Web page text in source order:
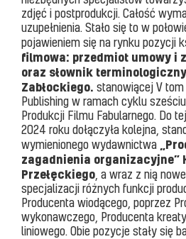
zdjęć i postprodukcji. Całość
uzupełnienia. Stało się to w
pojawieniem się na rynku pozycji
filmowa: przedmiot umowy i
oraz słownik
Zabłockiego. stanowiącej V
Publishing w ramach cyklu
Produkcji Filmu Fabularnego. Do
2024 roku dołączyła kolejna,
wymienionego wydawnictwa
zagadnienia organizacyjne”
Przełęckiego , a wraz z nią
specjalizacji różnych funkcji
Producenta wiodącego, poprzez
wykonawczego, Producenta
liniowego. Obie pozycje stały się